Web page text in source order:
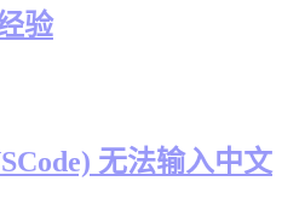
验
无法输入中文